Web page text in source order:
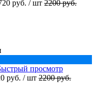
руб. / шт 2200 руб.
просмотр
руб. / шт 2200 руб.